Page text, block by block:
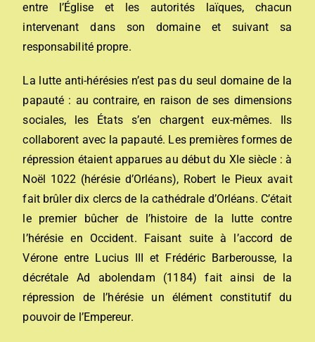
entre l’Église et les autorités laïques, chacun
intervenant dans son domaine et suivant sa
responsabilité propre.
La lutte anti-hérésies n’est pas du seul domaine de la
papauté : au contraire, en raison de ses dimensions
sociales, les États s’en chargent eux-mêmes. Ils
collaborent avec la papauté. Les premières formes de
répression étaient apparues au début du XIe siècle : à
Noël 1022 (hérésie d’Orléans), Robert le Pieux avait
fait brûler dix clercs de lacathédrale d’Orléans. C’était
le premier bûcher de l’histoire de la lutte contre
l’hérésie en Occident. Faisant suite à l’accord de
Vérone entre Lucius III et Frédéric Barberousse, la
décrétale Ad abolendam (1184) fait ainsi de la
répression de l’hérésie un élément constitutif du
pouvoir de l’Empereur.